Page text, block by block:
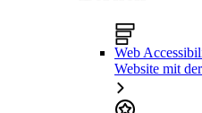
Web
Website mit